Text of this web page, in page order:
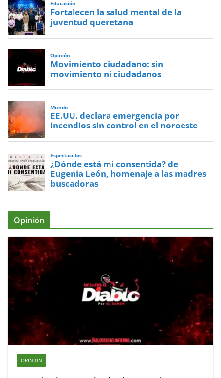
Educación
Fortalecen la salud mental de la
juventud queretana
Opinión
Movimiento ciudadano: sin
movimiento ni ciudadanos
Mundo
EE.UU. declara emergencia por
incendios sin control en el noroeste
Espectaculos
¿Dónde está mi consentida? de
Eugenia León, homenaje a las madres
buscadoras
Opinión
OPINIÓN